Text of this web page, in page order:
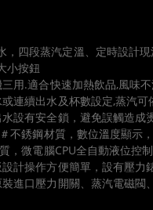
四段蒸汽定溫、定時設計
小按鈕
用.適合快速加熱飲品,風味
連續出水及杯數設定,蒸汽
設有安全鎖，避免誤觸造成燙
不銹鋼材質，數位溫度顯
，微電腦CPU全自動液位控
計操作方便簡單，設有壓力
進口壓力開關、蒸汽電磁閥